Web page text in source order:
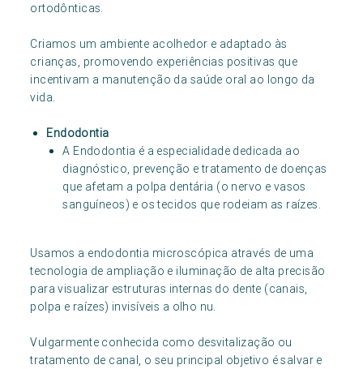
ortodônticas.
Criamos um ambiente acolhedor e adaptado às
crianças, promovendo experiências positivas que
incentivam a manutenção da saúde oral ao longo da
vida.
Endodontia
A Endodontia é a especialidade dedicada ao
diagnóstico, prevenção e tratamento de doenças
que afetam a polpa dentária (o nervo e vasos
sanguíneos) e os tecidos que rodeiam as raízes.
Usamos a endodontia microscópica através de uma
tecnologia de ampliação e iluminação de alta precisão
para visualizar estruturas internas do dente (canais,
polpa e raízes) invisíveis a olho nu.
Vulgarmente conhecida como desvitalização ou
tratamento de canal, o seu principal objetivo é salvar e